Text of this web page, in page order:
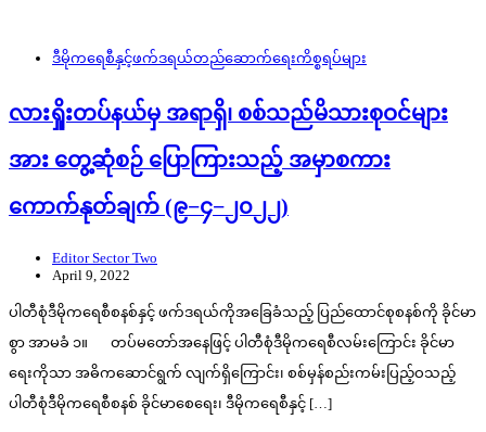
ဒီမိုကရေစီနှင့်ဖက်ဒရယ်တည်ဆောက်‌ရေးကိစ္စရပ်များ
လားရှိုးတပ်နယ်မှ အရာရှိ၊ စစ်သည်မိသားစုဝင်များ
အား တွေ့ဆုံစဉ် ပြောကြားသည့် အမှာစကား
ကောက်နုတ်ချက် (၉−၄−၂၀၂၂)
Editor Sector Two
April 9, 2022
ပါတီစုံဒီမိုကရေစီစနစ်နှင့် ဖက်ဒရယ်ကိုအခြေခံသည့် ပြည်ထောင်စုစနစ်ကို ခိုင်မာ
စွာ အာမခံ ၁။ တပ်မတော်အနေဖြင့် ပါတီစုံဒီမိုကရေစီလမ်းကြောင်း ခိုင်မာ
ရေးကိုသာ အဓိကဆောင်ရွက် လျက်ရှိကြောင်း၊ စစ်မှန်စည်းကမ်းပြည့်ဝသည့်
ပါတီစုံဒီမိုကရေစီစနစ် ခိုင်မာစေရေး၊ ဒီမိုကရေစီနှင့် […]